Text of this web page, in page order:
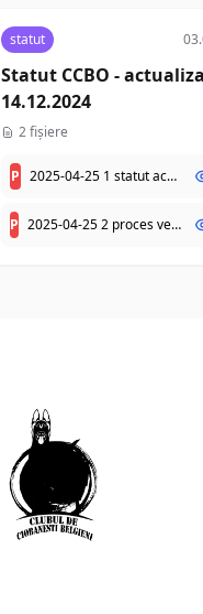
statut
Statut CCBO -
14.12.2024
2 fișiere
P 2025-04-25 1 statut actualizat la 14.12.2024 - FARA dcp.pdf
P 2025-04-25 2 proces verbal afisare Statut actualizat la 14.12.2024 - FARA dcp.pdf